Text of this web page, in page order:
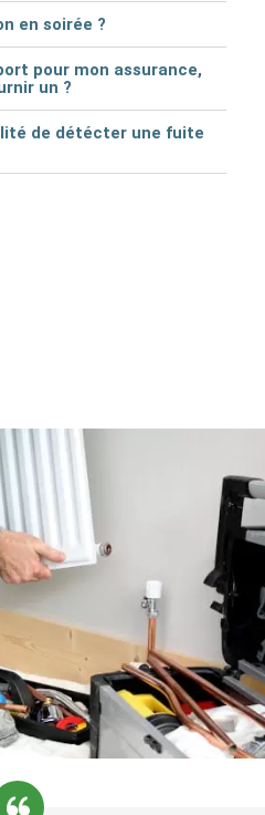
en soirée ?
pour mon assurance,
un ?
de détécter une fuite